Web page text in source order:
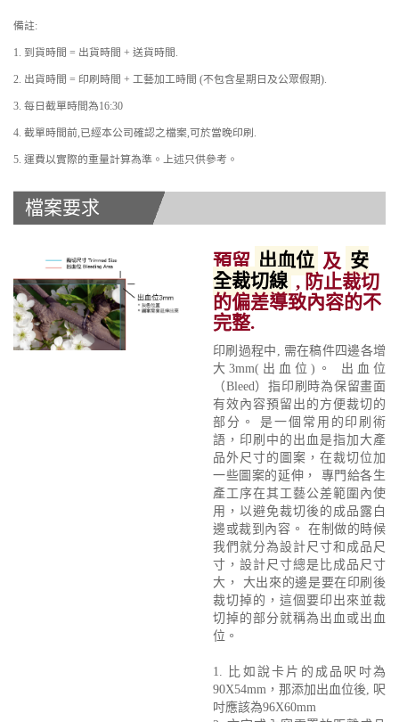
備註:
1. 到貨時間 = 出貨時間 + 送貨時間.
2. 出貨時間 = 印刷時間 + 工藝加工時間 (不包含星期日及公眾假期).
3. 每日截單時間為16:30
4. 截單時間前,已經本公司確認之檔案,可於當晚印刷.
5. 運費以實際的重量計算為準。上述只供參考。
檔案要求
預留 出血位 及 安
全裁切線, 防止裁切
的偏差導致內容的不
完整.
印刷過程中, 需在稿件四邊各增
大3mm(出血位)。 出血位
（Bleed）指印刷時為保留畫面
有效內容預留出的方便裁切的
部分。 是一個常用的印刷術
語，印刷中的出血是指加大產
品外尺寸的圖案，在裁切位加
一些圖案的延伸， 專門給各生
產工序在其工藝公差範圍內使
用，以避免裁切後的成品露白
邊或裁到內容。 在制做的時候
我們就分為設計尺寸和成品尺
寸，設計尺寸總是比成品尺寸
大， 大出來的邊是要在印刷後
裁切掉的，這個要印出來並裁
切掉的部分就稱為出血或出血
位。
1. 比如說卡片的成品呎吋為
90X54mm，那添加出血位後, 呎
吋應該為96X60mm